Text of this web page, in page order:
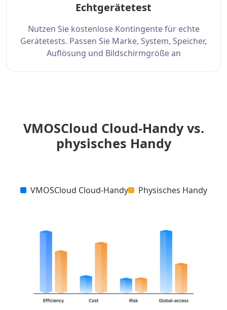
Echtgerätetest
Nutzen Sie kostenlose Kontingente für echte
Gerätetests. Passen Sie Marke, System, Speicher,
Auflösung und Bildschirmgröße an
VMOSCloud Cloud-Handy vs.
physisches Handy
VMOSCloud Cloud-Handy Physisches Handy